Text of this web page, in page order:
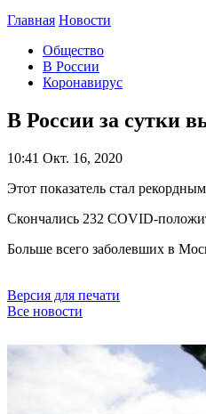
Главная Новости
Общество
В России
Коронавирус
В России за сутки
10:41 Окт. 16, 2020
Этот показатель стал
Скончались 232 COVID-
Больше всего заболевших в
Версия для печати
Все новости